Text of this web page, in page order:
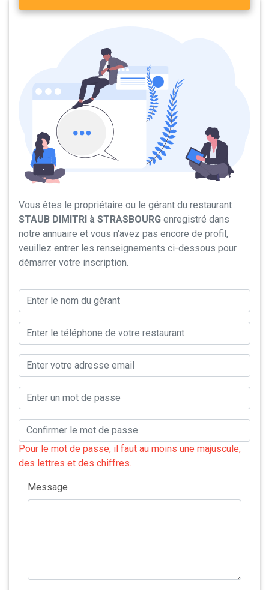
Vous êtes le propriétaire ou le gérant du restaurant :
STAUB DIMITRI à STRASBOURG enregistré dans
notre annuaire et vous n'avez pas encore de profil,
veuillez entrer les renseignements ci-dessous pour
démarrer votre inscription.
Pour le mot de passe, il faut au moins une majuscule,
des lettres et des chiffres.
Message